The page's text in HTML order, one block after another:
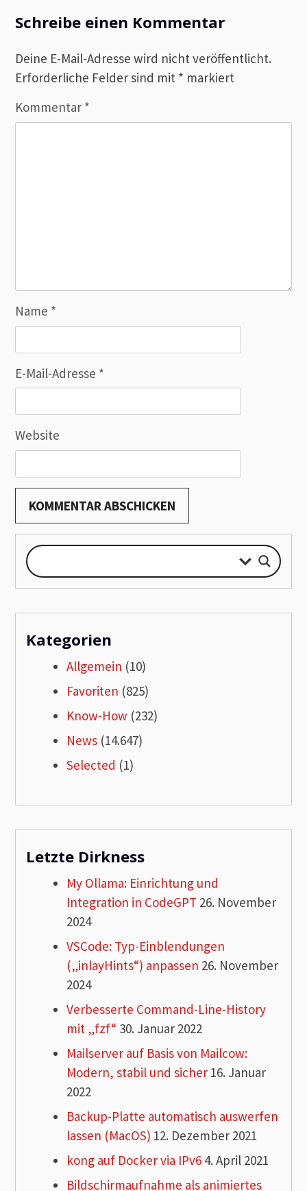
Schreibe einen Kommentar
Deine E-Mail-Adresse wird nicht veröffentlicht.
Erforderliche Felder sind mit * markiert
Kommentar *
Name *
E-Mail-Adresse *
Website
Kategorien
Allgemein (10)
Favoriten (825)
Know-How (232)
News (14.647)
Selected (1)
Letzte Dirkness
My Ollama: Einrichtung und
Integration in CodeGPT 26. November
2024
VSCode: Typ-Einblendungen
(„inlayHints“) anpassen 26. November
2024
Verbesserte Command-Line-History
mit „fzf“ 30. Januar 2022
Mailserver auf Basis von Mailcow:
Modern, stabil und sicher 16. Januar
2022
Backup-Platte automatisch auswerfen
lassen (MacOS) 12. Dezember 2021
kong auf Docker via IPv6 4. April 2021
Bildschirmaufnahme als animiertes